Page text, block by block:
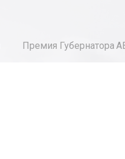
Премия Губернатора